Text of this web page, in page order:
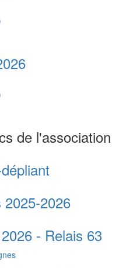
de l'association
2026
- Relais 63